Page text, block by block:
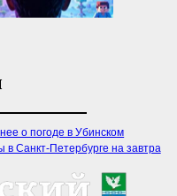
о погоде в Убинском
в Санкт-Петербурге на завтра